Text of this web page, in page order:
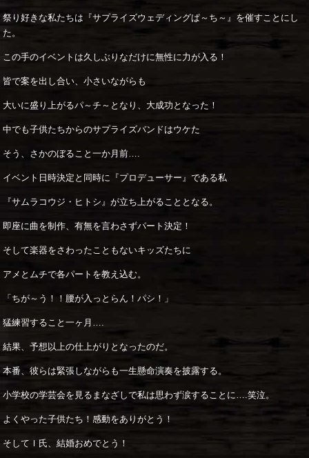
祭り好きな私たちは『サプライズウェディングぱ～ち～』を催すことにし
た。
この手のイベントは久しぶりなだけに無性に力が入る！
皆で案を出し合い、小さいながらも
大いに盛り上がるパ～チ～となり、大成功となった！
中でも子供たちからのサプライズバンドはウケた
そう、さかのぼること一か月前….
イベント日時決定と同時に『プロデューサー』である私
『サムラコウジ・ヒトシ』が立ち上がることとなる。
即座に曲を制作、有無を言わさずパート決定！
そして楽器をさわったこともないキッズたちに
アメとムチで各パートを教え込む。
「ちが～う！！腰が入っとらん！パシ！」
猛練習すること一ヶ月….
結果、予想以上の仕上がりとなったのだ。
本番、彼らは緊張しながらも一生懸命演奏を披露する。
小学校の学芸会を見るまなざしで私は思わず涙することに….笑泣。
よくやった子供たち！感動をありがとう！
そしてＩ氏、結婚おめでとう！